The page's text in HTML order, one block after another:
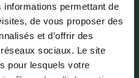
informations permettant de
de vous proposer des
et d’offrir des
sociaux. Le site
pour lesquels votre
72 64 04 79